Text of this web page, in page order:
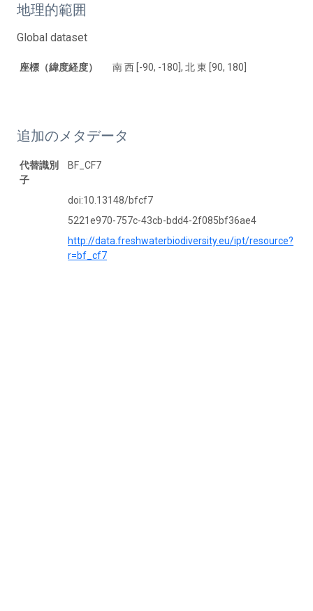
地理的範囲
Global dataset
座標（緯度経度） 南 西 [-90, -180], 北 東 [90, 180]
追加のメタデータ
代替識別
子
BF_CF7
doi:10.13148/bfcf7
5221e970-757c-43cb-bdd4-2f085bf36ae4
http://data.freshwaterbiodiversity.eu/ipt/resource?
r=bf_cf7